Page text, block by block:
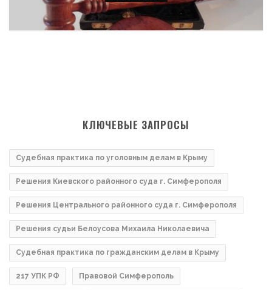
КЛЮЧЕВЫЕ ЗАПРОСЫ
Судебная практика по уголовным делам в Крыму
Решения Киевского районного суда г. Симферополя
Решения Центрального районного суда г. Симферополя
Решения судьи Белоусова Михаила Николаевича
Судебная практика по гражданским делам в Крыму
217 УПК РФ Правовой Симферополь